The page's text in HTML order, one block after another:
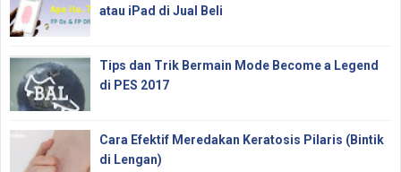
atau iPad di Jual Beli
Tips dan Trik Bermain Mode Become a Legend
di PES 2017
Cara Efektif Meredakan Keratosis Pilaris (Bintik
di Lengan)